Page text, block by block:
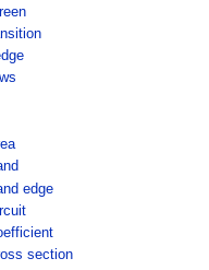
edge
section